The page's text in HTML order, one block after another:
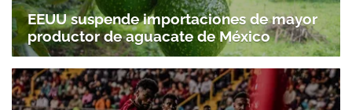
EEUU suspende importaciones de mayor
productor de aguacate de México